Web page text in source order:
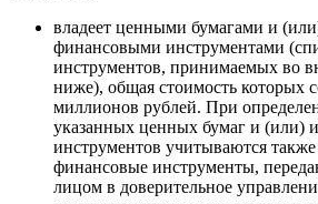
владеет ценными бумагами и
финансовыми инструментами
инструментов, принимаемых во
ниже), общая стоимость которых
миллионов рублей. При
указанных ценных бумаг и (или)
инструментов учитываются
финансовые инструменты,
лицом в доверительное